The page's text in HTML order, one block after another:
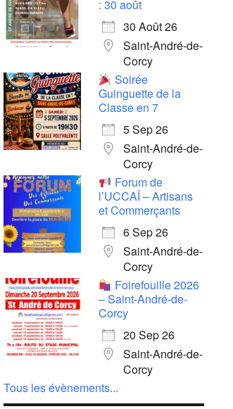
: 30 août
30 Août 26
Saint-André-de-
Corcy
Soirée
Guinguette de la
Classe en 7
5 Sep 26
Saint-André-de-
Corcy
Forum de
l’UCCAÏ – Artisans
et Commerçants
6 Sep 26
Saint-André-de-
Corcy
Foirefouille 2026
– Saint-André-de-
Corcy
20 Sep 26
Saint-André-de-
Corcy
Tous les évènements...